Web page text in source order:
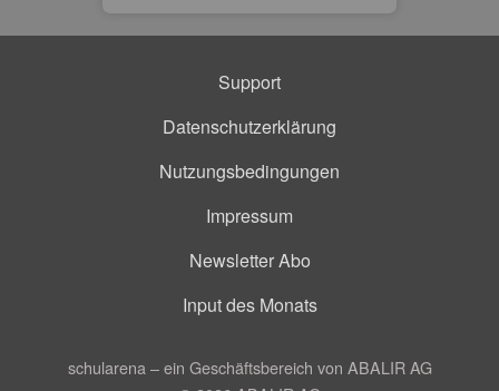
Support
Datenschutzerklärung
Nutzungsbedingungen
Impressum
Newsletter Abo
Input des Monats
schularena – ein Geschäftsbereich von ABALIR AG